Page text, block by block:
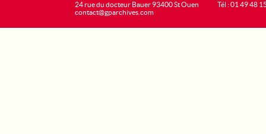
24 rue du docteur Bauer 93400 St Ouen
contact@gparchives.com
Tél : 01 49 48